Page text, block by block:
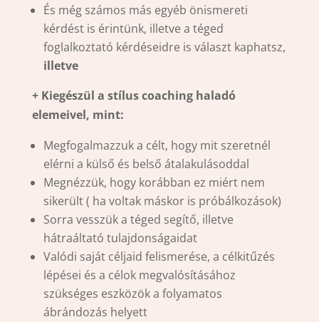
És még számos más egyéb önismereti
kérdést is érintünk, illetve a téged
foglalkoztató kérdéseidre is választ kaphatsz,
illetve
+ Kiegészül a stílus coaching haladó
elemeivel, mint:
Megfogalmazzuk a célt, hogy mit szeretnél
elérni a külső és belső átalakulásoddal
Megnézzük, hogy korábban ez miért nem
sikerült ( ha voltak máskor is próbálkozások)
Sorra vesszük a téged segítő, illetve
hátraáltató tulajdonságaidat
Valódi saját céljaid felismerése, a célkitűzés
lépései és a célok megvalósításához
szükséges eszközök a folyamatos
ábrándozás helyett